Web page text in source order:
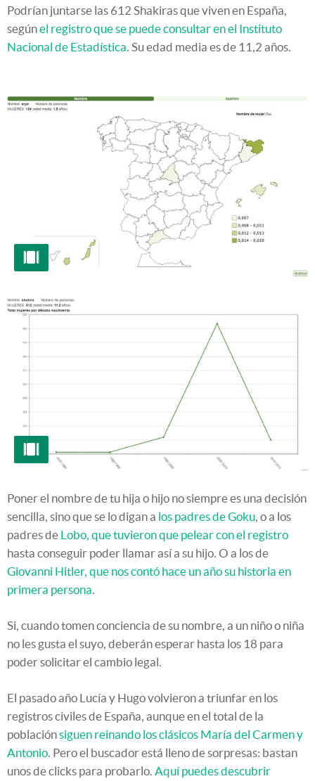
Podrían juntarse las 612 Shakiras que viven en España,
segúnel registro que se puede consultar en el Instituto
Nacional de Estadística. Su edad media es de 11,2 años.
Poner el nombre de tu hija o hijo no siempre es una decisión
sencilla, sino que se lo digan a los padres de Goku, o a los
padres de Lobo, que tuvieron que pelear con el registro
hasta conseguir poder llamar así a su hijo. O a los de
Giovanni Hitler, que nos contó hace un año su historia en
primera persona.
Si, cuando tomen conciencia de su nombre, a un niño o niña
no les gusta el suyo, deberán esperar hasta los 18 para
poder solicitar el cambio legal.
El pasado año Lucía y Hugo volvieron a triunfar en los
registros civiles de España, aunque en el total de la
poblaciónsiguen reinando los clásicos María del Carmen y
Antonio. Pero el buscador está lleno de sorpresas: bastan
unos de clicks para probarlo. Aquí puedes descubrir